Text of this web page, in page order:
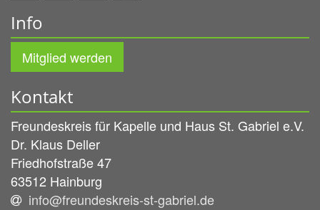
Info
Mitglied werden
Kontakt
Freundeskreis für Kapelle und Haus St. Gabriel e.V.
Dr. Klaus Deller
Friedhofstraße 47
63512 Hainburg
info@freundeskreis-st-gabriel.de